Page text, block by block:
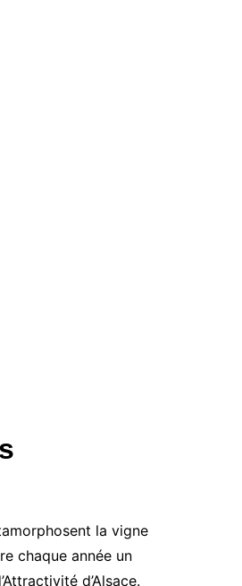
la vigne
chaque année un
d’Alsace.